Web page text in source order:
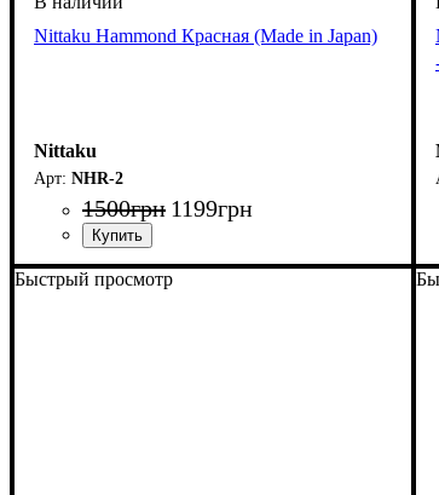
Nittaku Hammond Красная (Made in Japan)
Nittaku
NHR-2
1500грн 1199грн
Быстрый просмотр